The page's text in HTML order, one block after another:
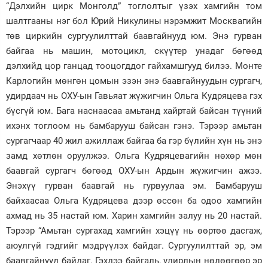
“Дэлхийн цирк Монголд” тоглолтыг үзэх хамгийн том
шалтгааны нэг бол Юрий Никулины нэрэмжит Москвагийн
төв циркийн сургуулилттай баавгайнууд юм. Энэ гурван
байгаа нь машин, мотоцикл, скүүтер унадаг бөгөөд
дэлхийд цор ганцад тооцогддог гайхамшгууд билээ. Монте
Карлогийн мөнгөн цомын эзэн энэ баавгайнуудын сургагч,
удирдаач нь ОХУ-ын Гавьяат жүжигчин Ольга Кудряцева гэх
бүсгүй юм. Бага наснаасаа амьтанд хайртай байсан түүний
ихэнх тоглоом нь бамбарууш байсан гэнэ. Тэрээр амьтан
сургагчаар 40 жил ажиллаж байгаа ба гэр бүлийн хүн нь энэ
замд хөтлөн оруулжээ. Ольга Кудряцевагийн нөхөр мөн
баавгай сургагч бөгөөд ОХУ-ын Ардын жүжигчин ажээ.
Энэхүү гурван баавгай нь гурвуулаа эм. Бамбарууш
байхаасаа Ольга Кудряцева дээр өссөн ба одоо хамгийн
ахмад нь 35 настай юм. Харин хамгийн залуу нь 20 настай.
Тэрээр “Амьтан сургахад хамгийн хэцүү нь өөртөө дасгаж,
аюулгүй гэдгийг мэдрүүлэх байдаг. Сургуулилттай эр, эм